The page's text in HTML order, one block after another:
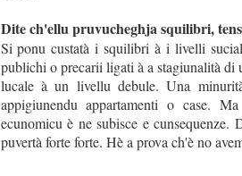
Dite ch'ellu pruvucheghja squilibri,
Si ponu custatà i squilibri à i livelli
publichi o precarii ligati à a stagiunalità di
lucale à un livellu debule. Una
appigiunendu appartamenti o case.
ecunomicu è ne subisce e
puvertà forte forte. Hè a prova ch'è no